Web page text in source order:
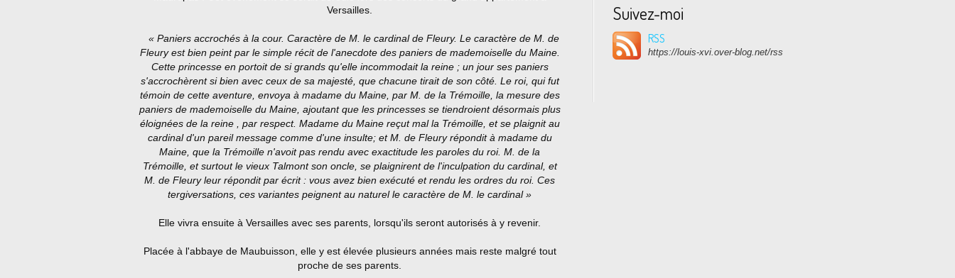
Versailles.
« Paniers accrochés à la cour. Caractère de M. le cardinal de Fleury. Le caractère de M. de
Fleury est bien peint par le simple récit de l'anecdote des paniers de mademoiselle du Maine.
Cette princesse en portoit de si grands qu'elle incommodait la reine ; un jour ses paniers
s'accrochèrent si bien avec ceux de sa majesté, que chacune tirait de son côté. Le roi, qui fut
témoin de cette aventure, envoya à madame du Maine, par M. de la Trémoille, la mesure des
paniers de mademoiselle du Maine, ajoutant que les princesses se tiendroient désormais plus
éloignées de la reine , par respect. Madame du Maine reçut mal la Trémoille, et se plaignit au
cardinal d'un pareil message comme d'une insulte; et M. de Fleury répondit à madame du
Maine, que la Trémoille n'avoit pas rendu avec exactitude les paroles du roi. M. de la
Trémoille, et surtout le vieux Talmont son oncle, se plaignirent de l'inculpation du cardinal, et
M. de Fleury leur répondit par écrit : vous avez bien exécuté et rendu les ordres du roi. Ces
tergiversations, ces variantes peignent au naturel le caractère de M. le cardinal »
Elle vivra ensuite à Versailles avec ses parents, lorsqu'ils seront autorisés à y revenir.
Placée à l'abbaye de Maubuisson, elle y est élevée plusieurs années mais reste malgré tout
proche de ses parents.
Suivez-moi
RSS
https://louis-xvi.over-blog.net/rss